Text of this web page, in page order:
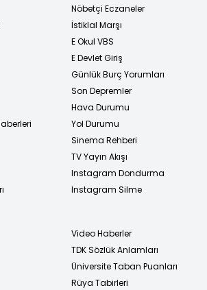
Nöbetçi Eczaneler
İstiklal Marşı
E Okul VBS
E Devlet Giriş
Günlük Burç Yorumları
Son Depremler
Hava Durumu
Yol Durumu
Sinema Rehberi
TV Yayın Akışı
Instagram Dondurma
Instagram Silme
Video Haberler
TDK Sözlük Anlamları
Üniversite Taban Puanları
Rüya Tabirleri